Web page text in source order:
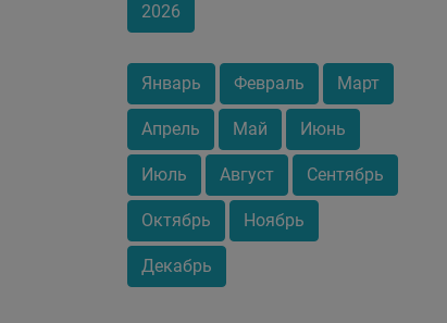
2026
Январь Февраль Март
Апрель Май Июнь
Июль Август Сентябрь
Октябрь Ноябрь
Декабрь